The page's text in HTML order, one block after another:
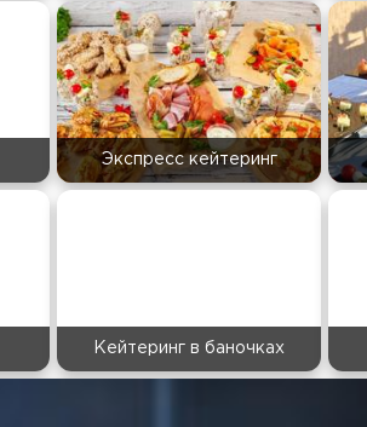
Экспресс кейтеринг
Кейтеринг в баночках